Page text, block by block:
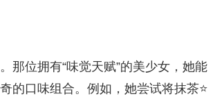
那位拥有“味觉天赋”的美少女，她能
的口味组合。例如，她尝试将抹茶⭐